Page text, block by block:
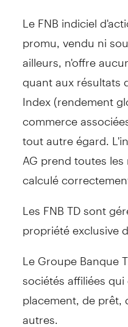
Le FNB indiciel
promu, vendu ni
ailleurs, n'offre
quant aux résultats
Index (rendement
commerce
tout autre égard.
AG prend toutes
calculé
Les FNB TD sont
propriété exclusive
Le Groupe Banque
sociétés affiliées
placement, de prêt,
autres.